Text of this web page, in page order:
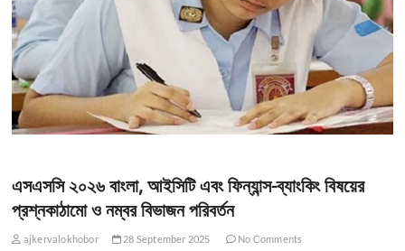
এসএসসি ২০২৬ বাংলা, আইসিটি এবং ফিন্যান্স-ব্যাংকিং বিষয়ের
প্রশ্নকাঠামো ও নম্বর বিভাজন পরিবর্তন
ajkervalokhobor 28 September 2025 No Comments